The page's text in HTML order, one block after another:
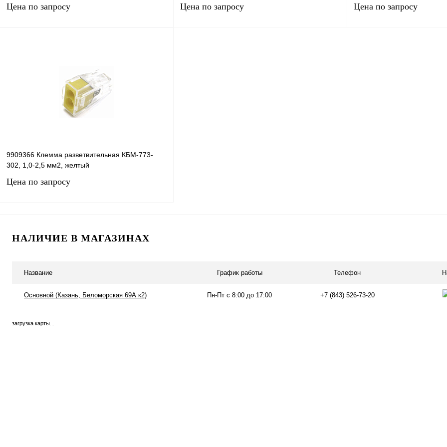
Цена по запросу
Сравнение
наличии
Цена по запросу Цена по запросу
9909366 Клемма разветвительная КБМ-773-
302, 1,0-2,5 мм2, желтый
Цена по запросу
НАЛИЧИЕ В МАГАЗИНАХ
Название График работы Телефон
Основной (Казань, Беломорская 69А к2) Пн-Пт с 8:00 до 17:00 +7 (843) 526-73-20
загрузка карты...